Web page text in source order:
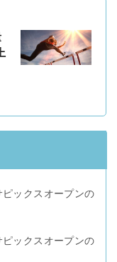
ックスオープンの
ックスオープンの